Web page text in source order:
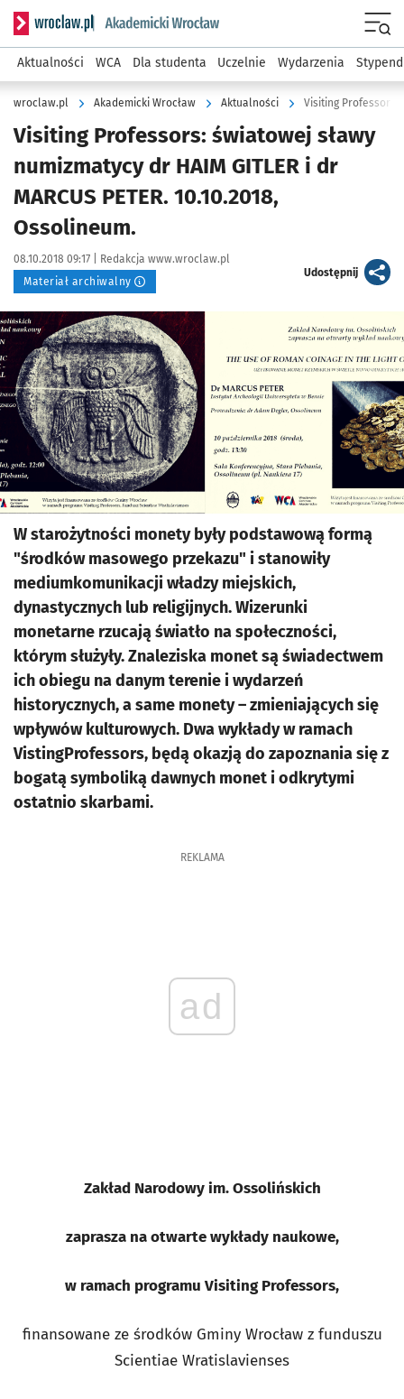
Serwis informacyjny wroclaw.pl podserwis: Akademicki
Aktualności WCA Dla studenta Uczelnie Wydarzenia
wroclaw.pl Akademicki Wrocław Aktualności
Visiting Professors: światowej sławy
numizmatycy dr HAIM GITLER i dr
MARCUS PETER. 10.10.2018,
Ossolineum.
Data publikacji:
08.10.2018 09:17 | Autor:
Redakcja www.wroclaw.pl
Materiał archiwalny
Udostępnijartykuł
Kliknij, aby powiększyć
W starożytności monety były podstawową formą
"środków masowego przekazu" i stanowiły
mediumkomunikacji władzy miejskich,
dynastycznych lub religijnych. Wizerunki
monetarne rzucają światło na społeczności,
którym służyły. Znaleziska monet są świadectwem
ich obiegu na danym terenie i wydarzeń
historycznych, a same monety – zmieniających się
wpływów kulturowych. Dwa wykłady w ramach
VistingProfessors, będą okazją do zapoznania się z
bogatą symboliką dawnych monet i odkrytymi
ostatnio skarbami.
REKLAMA
ad
Zakład Narodowy im. Ossolińskich
zaprasza na otwarte wykłady naukowe,
w ramach programu Visiting Professors,
finansowane ze środków Gminy Wrocław z funduszu
Scientiae Wratislavienses